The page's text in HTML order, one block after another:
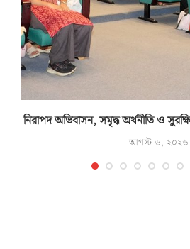
নিরাপদ অভিবাসন, সমৃদ্ধ অর্থনীতি ও
আগস্ট ৬, ২০২৬